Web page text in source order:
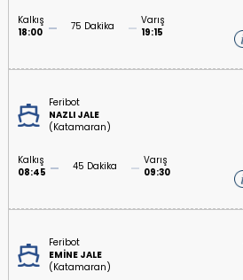
Kalkış
18:00
75 Dakika
Varış
19:15
Feribot
NAZLI JALE
(Katamaran)
Kalkış
08:45
45 Dakika
Varış
09:30
Feribot
EMİNE JALE
(Katamaran)